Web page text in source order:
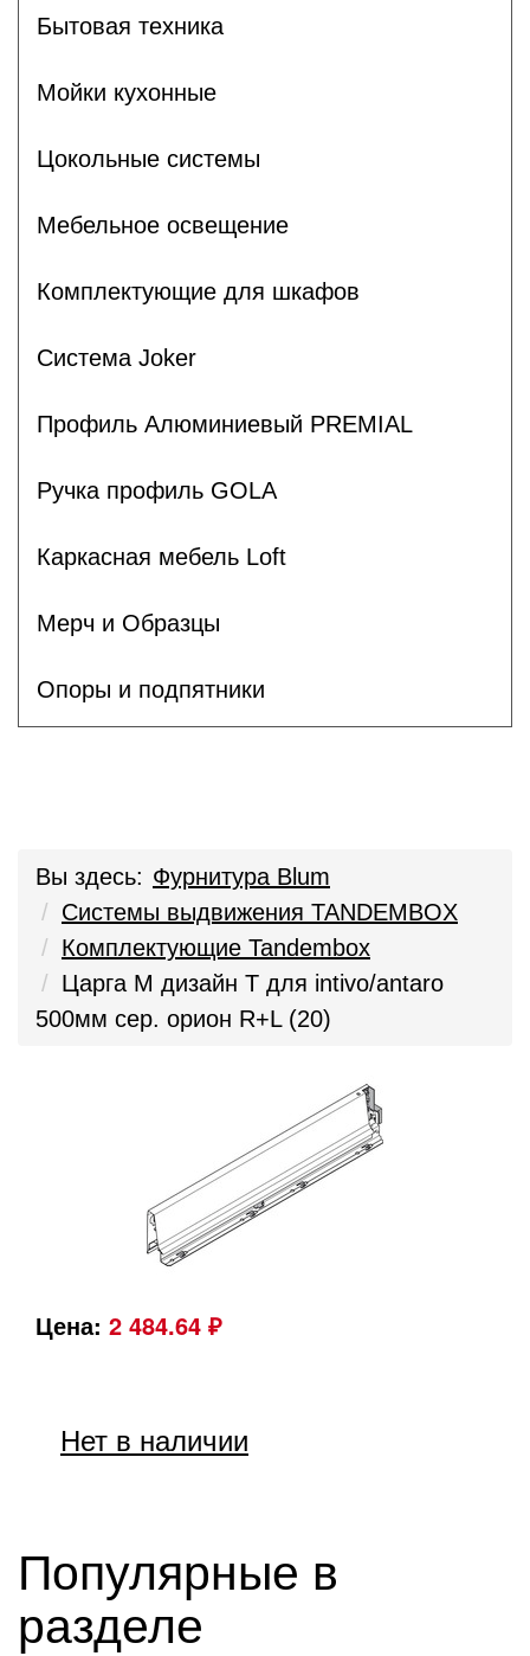
Бытовая техника
Мойки кухонные
Цокольные системы
Мебельное освещение
Комплектующие для шкафов
Система Joker
Профиль Алюминиевый PREMIAL
Ручка профиль GOLA
Каркасная мебель Loft
Мерч и Образцы
Опоры и подпятники
Вы здесь: Фурнитура Blum
Системы выдвижения TANDEMBOX
Комплектующие Tandembox
Царга M дизайн T для intivo/antaro
500мм сер. орион R+L (20)
Цена: 2 484.64 ₽
Нет в наличии
Популярные в
разделе